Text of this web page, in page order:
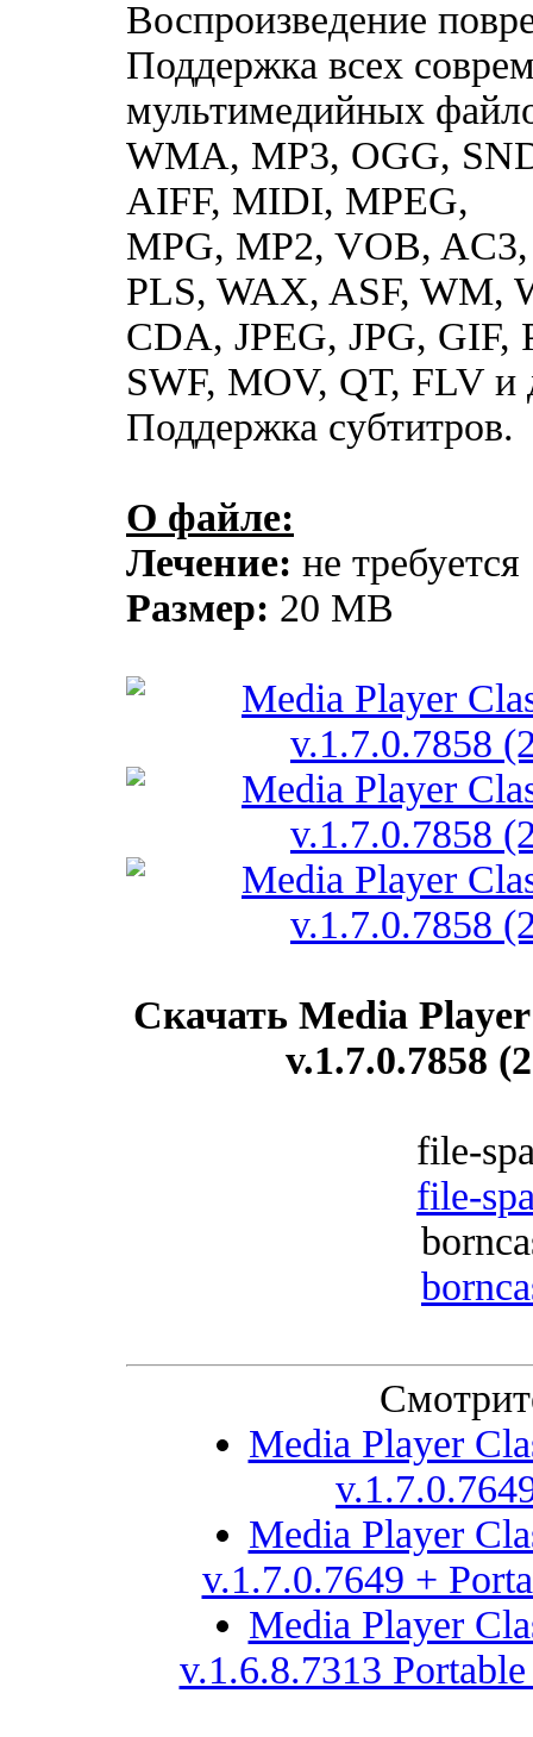
Воспроизведение
Поддержка всех
мультимедийных
WMA, MP3, OGG,
AIFF, MIDI, MPEG,
MPG, MP2, VOB,
PLS, WAX, ASF, WM,
CDA, JPEG, JPG, GIF,
SWF, MOV, QT, FLV и
Поддержка субтитров.
О файле:
Лечение: не требуется
Размер: 20 MB
Скачать Media
v.1.7.0.7858
file-
file-
Media Player
Media Player
v.1.7.0.7649 +
Media Player
v.1.6.8.7313